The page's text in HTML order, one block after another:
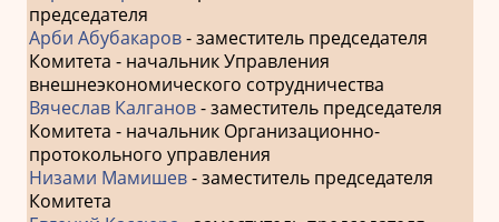
председателя
Арби Абубакаров- заместитель председателя
Комитета - начальник Управления
внешнеэкономического сотрудничества
Вячеслав Калганов- заместитель председателя
Комитета - начальник Организационно-
протокольного управления
Низами Мамишев- заместитель председателя
Комитета